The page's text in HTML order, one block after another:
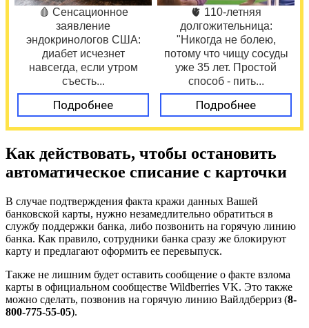
🩸 Сенсационное
заявление
эндокринологов США:
диабет исчезнет
навсегда, если утром
съесть...
Подробнее
🫀 110-летняя
долгожительница:
"Никогда не болею,
потому что чищу сосуды
уже 35 лет. Простой
способ - пить...
Подробнее
Как действовать, чтобы остановить
автоматическое списание с карточки
В случае подтверждения факта кражи данных Вашей
банковской карты, нужно незамедлительно обратиться в
службу поддержки банка, либо позвонить на горячую линию
банка. Как правило, сотрудники банка сразу же блокируют
карту и предлагают оформить ее перевыпуск.
Также не лишним будет оставить сообщение о факте взлома
карты в официальном сообществе Wildberries VK. Это также
можно сделать, позвонив на горячую линию Вайлдберриз (8-
800-775-55-05).